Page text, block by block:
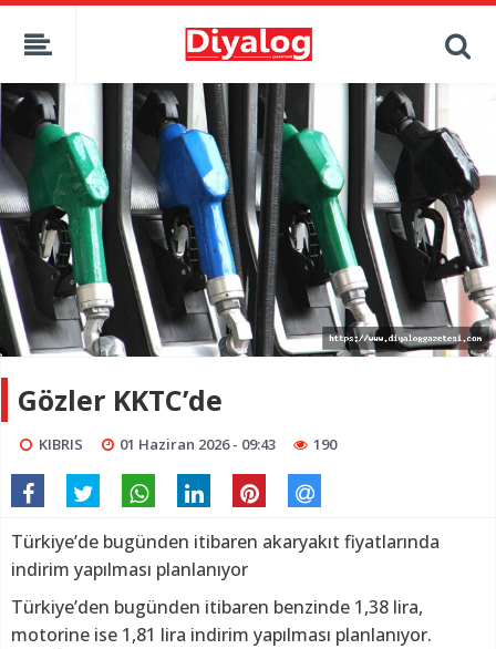
Gözler KKTC’de
KIBRIS 01 Haziran 2026 - 09:43 190
Türkiye’de bugünden itibaren akaryakıt fiyatlarında
indirim yapılması planlanıyor
Türkiye’den bugünden itibaren benzinde 1,38 lira,
motorine ise 1,81 lira indirim yapılması planlanıyor.